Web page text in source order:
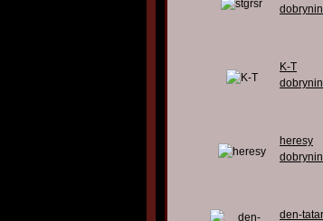
K-T
heresy
den-